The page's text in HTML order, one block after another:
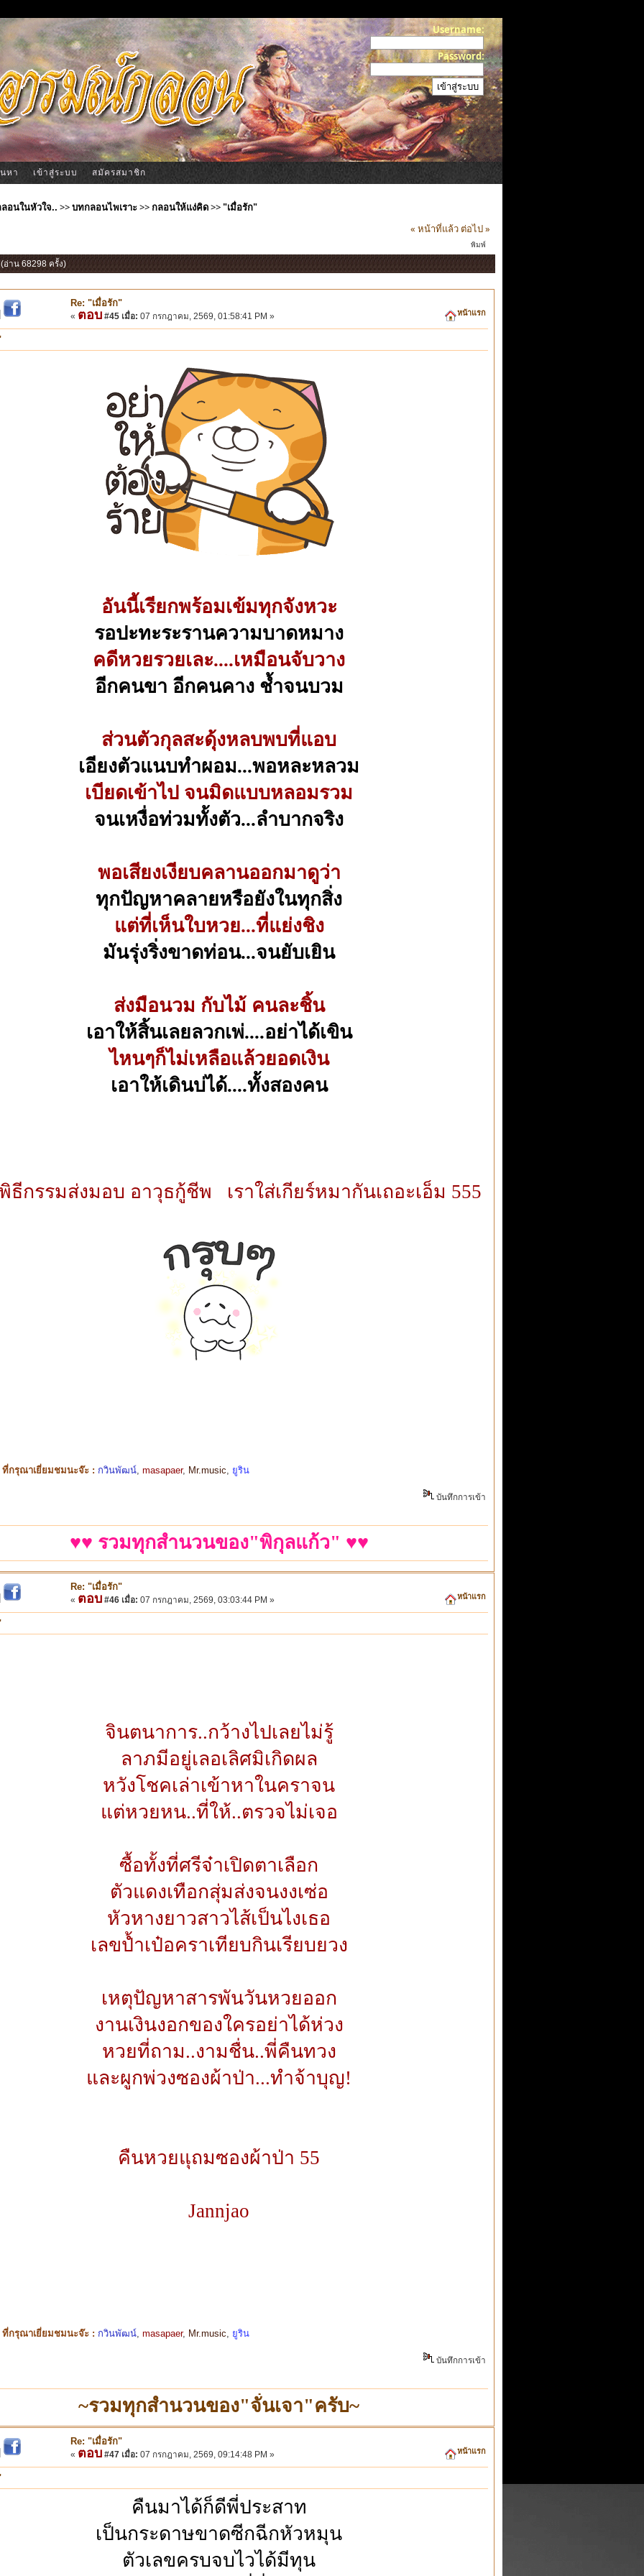
Username:
Password:
หา เข้าสู่ระบบ สมัครสมาชิก
อนในหัวใจ.. >>บทกลอนไพเราะ>>กลอนให้แง่คิด>>"เมื่อรัก"
« หน้าที่แล้ว ต่อไป »
พิมพ์
อ่าน 68298 ครั้ง)
Re: "เมื่อรัก"
« ตอบ #45 เมื่อ: 07 กรกฎาคม, 2569, 01:58:41 PM » หน้าแรก
อันนี้เรียกพร้อมเข้มทุกจังหวะ
รอปะทะระรานความบาดหมาง
คดีหวยรวยเละ....เหมือนจับวาง
อีกคนขา อีกคนคาง ช้ำจนบวม
ส่วนตัวกุลสะดุ้งหลบพบที่แอบ
เอียงตัวแนบทำผอม...พอหละหลวม
เบียดเข้าไป จนมิดแบบหลอมรวม
จนเหงื่อท่วมทั้งตัว...ลำบากจริง
พอเสียงเงียบคลานออกมาดูว่า
ทุกปัญหาคลายหรือยังในทุกสิ่ง
แต่ที่เห็นใบหวย...ที่แย่งชิง
มันรุ่งริ่งขาดท่อน...จนยับเยิน
ส่งมือนวม กับไม้ คนละชิ้น
เอาให้สิ้นเลยลวกเพ่....อย่าได้เขิน
ไหนๆก็ไม่เหลือแล้วยอดเงิน
เอาให้เดินบ่ได้....ทั้งสองคน
ธีกรรมส่งมอบ อาวุธกู้ชีพ เราใส่เกียร์หมากันเถอะเอ็ม 555
กรุณาเยี่ยมชมนะจ๊ะ : กวินพัฒน์ masapaer, Mr.music ยูริน
บันทึกการเข้า
♥♥ รวมทุกสำนวนของ"พิกุลแก้ว" ♥♥
Re: "เมื่อรัก"
« ตอบ #46 เมื่อ: 07 กรกฎาคม, 2569, 03:03:44 PM » หน้าแรก
จินตนาการ..กว้างไปเลยไม่รู้
ลาภมีอยู่เลอเลิศมิเกิดผล
หวังโชคเล่าเข้าหาในคราจน
แต่หวยหน..ที่ให้..ตรวจไม่เจอ
ซื้อทั้งที่ศรีจ๋าเปิดตาเลือก
ตัวแดงเทือกสุ่มส่งจนงงเซ่อ
หัวหางยาวสาวไส้เป็นไงเธอ
เลขป้ำเป๋อคราเทียบกินเรียบยวง
เหตุปัญหาสารพันวันหวยออก
งานเงินงอกของใครอย่าได้ห่วง
หวยที่ถาม..งามชื่น..พี่คืนทวง
และผูกพ่วงซองผ้าป่า...ทำจ้าบุญ!
คืนหวยแุถมซองผ้าป่า 55
Jannjao
กรุณาเยี่ยมชมนะจ๊ะ : กวินพัฒน์ masapaer, Mr.music ยูริน
บันทึกการเข้า
~รวมทุกสำนวนของ"จั่นเจา"ครับ~
Re: "เมื่อรัก"
« ตอบ #47 เมื่อ: 07 กรกฎาคม, 2569, 09:14:48 PM » หน้าแรก
คืนมาได้ก็ดีพี่ประสาท
เป็นกระดาษขาดซีกฉีกหัวหมุน
ตัวเลขครบจบไวได้มีทุน